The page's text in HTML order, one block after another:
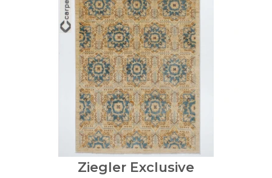
Ziegler Exclusive